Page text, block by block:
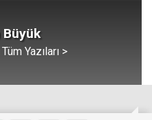
Yazıları >